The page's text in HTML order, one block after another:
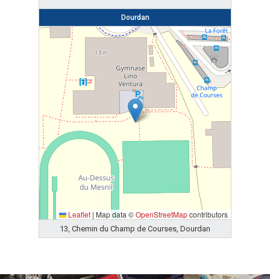
Dourdan
Leaflet | Map data ©OpenStreetMapcontributors
13, Chemin du Champ de Courses, Dourdan